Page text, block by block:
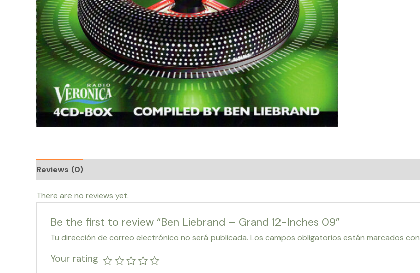
Reviews (0)
There are no reviews yet.
Be the first to review “Ben Liebrand – Grand 12-Inches 09”
Tu dirección de correo electrónico no será publicada. Los campos obligatorios están marcados con
Your rating